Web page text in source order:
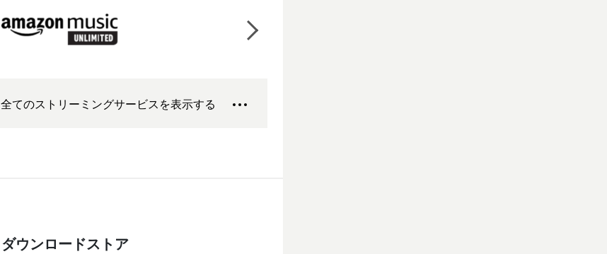
全てのストリーミングサービスを表示する
ダウンロードストア